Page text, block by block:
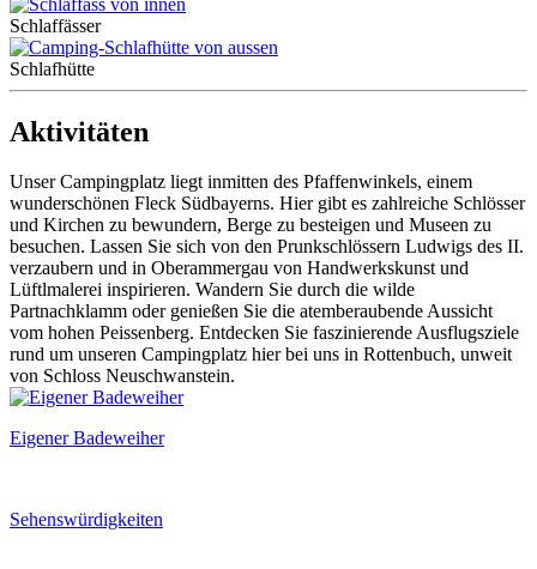
Schlaffässer
Schlafhütte
Aktivitäten
Unser Campingplatz liegt inmitten des Pfaffenwinkels, einem
wunderschönen Fleck Südbayerns. Hier gibt es zahlreiche Schlösser
und Kirchen zu bewundern, Berge zu besteigen und Museen zu
besuchen. Lassen Sie sich von den Prunkschlössern Ludwigs des II.
verzaubern und in Oberammergau von Handwerkskunst und
Lüftlmalerei inspirieren. Wandern Sie durch die wilde
Partnachklamm oder genießen Sie die atemberaubende Aussicht
vom hohen Peissenberg. Entdecken Sie faszinierende Ausflugsziele
rund um unseren Campingplatz hier bei uns in Rottenbuch, unweit
von Schloss Neuschwanstein.
Eigener Badeweiher
Sehenswürdigkeiten